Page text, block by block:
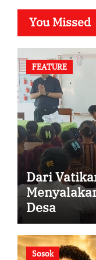
You Missed
FEATURE
Dari
Desa
Sosok